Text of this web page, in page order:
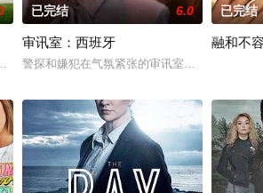
的机器。一位参议员被国会派去检查该项目进展
多镜头喜剧《父母债后辈偿 Indebted》（项目原
已完结 6.0
审讯室：西班牙
警探和嫌犯在气氛紧张的审讯室里展开一场场
已完结
融和不